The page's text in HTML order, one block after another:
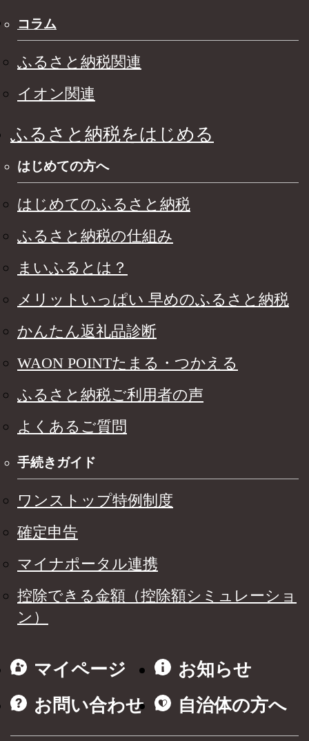
コラム
ふるさと納税関連
イオン関連
ふるさと納税をはじめる
はじめての方へ
はじめてのふるさと納税
ふるさと納税の仕組み
まいふるとは？
メリットいっぱい 早めのふるさと納税
かんたん返礼品診断
WAON POINTたまる・つかえる
ふるさと納税ご利用者の声
よくあるご質問
手続きガイド
ワンストップ特例制度
確定申告
マイナポータル連携
控除できる金額（控除額シミュレーショ
ン）
マイページ
お知らせ
お問い合わせ
自治体の方へ